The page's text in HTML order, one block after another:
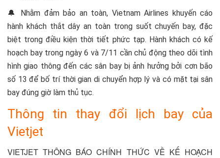
🔔 Nhằm đảm bảo an toàn, Vietnam Airlines khuyến cáo
hành khách thắt dây an toàn trong suốt chuyến bay, đặc
biệt trong điều kiện thời tiết phức tạp. Hành khách có kế
hoạch bay trong ngày 6 và 7/11 cần chủ động theo dõi tình
hình giao thông đến các sân bay bị ảnh hưởng bởi cơn bão
số 13 để bố trí thời gian di chuyển hợp lý và có mặt tại sân
bay đúng giờ làm thủ tục.
Thông tin thay đổi lịch bay của
Vietjet
VIETJET THÔNG BÁO CHÍNH THỨC VỀ KẾ HOẠCH